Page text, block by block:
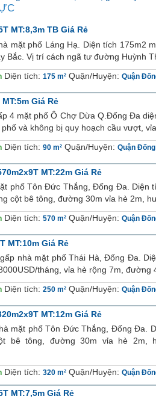
MT:8,3m TB Giá Rẻ
mặt phố Láng Hạ. Diện tích 175m2
Bắc. Vị trí cách ngã tư đường Huỳnh
Diện tích: 175 m² Quận/Huyện: Quận
Giá Rẻ
4 mặt phố Ô Chợ Dừa Q.Đống Đa
và không bị quy hoạch cầu vượt,
Diện tích: 90 m² Quận/Huyện: Quận
MT:22m Giá Rẻ
phố Tôn Đức Thắng, Đống Đa. Diện
cột bê tông, đường 30m vỉa hè 2m,
Diện tích: 570 m² Quận/Huyện: Quận
MT:10m Giá Rẻ
nhà mặt phố Thái Hà, Đống Đa.
tháng, vỉa hè rộng 7m, đường
Diện tích: 250 m² Quận/Huyện: Quận
MT:12m Giá Rẻ
mặt phố Tôn Đức Thắng, Đống Đa.
bê tông, đường 30m vỉa hè 2m,
Diện tích: 320 m² Quận/Huyện: Quận
MT:7,5m Giá Rẻ